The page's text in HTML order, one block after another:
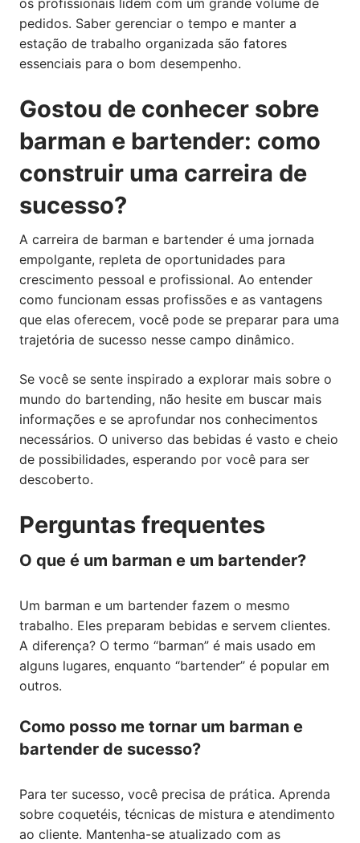
os profissionais lidem com um grande volume de
pedidos. Saber gerenciar o tempo e manter a
estação de trabalho organizada são fatores
essenciais para o bom desempenho.
Gostou de conhecer sobre
barman e bartender: como
construir uma carreira de
sucesso?
A carreira de barman e bartender é uma jornada
empolgante, repleta de oportunidades para
crescimento pessoal e profissional. Ao entender
como funcionam essas profissões e as vantagens
que elas oferecem, você pode se preparar para uma
trajetória de sucesso nesse campo dinâmico.
Se você se sente inspirado a explorar mais sobre o
mundo do bartending, não hesite em buscar mais
informações e se aprofundar nos conhecimentos
necessários. O universo das bebidas é vasto e cheio
de possibilidades, esperando por você para ser
descoberto.
Perguntas frequentes
O que é um barman e um bartender?
Um barman e um bartender fazem o mesmo
trabalho. Eles preparam bebidas e servem clientes.
A diferença? O termo “barman” é mais usado em
alguns lugares, enquanto “bartender” é popular em
outros.
Como posso me tornar um barman e
bartender de sucesso?
Para ter sucesso, você precisa de prática. Aprenda
sobre coquetéis, técnicas de mistura e atendimento
ao cliente. Mantenha-se atualizado com as